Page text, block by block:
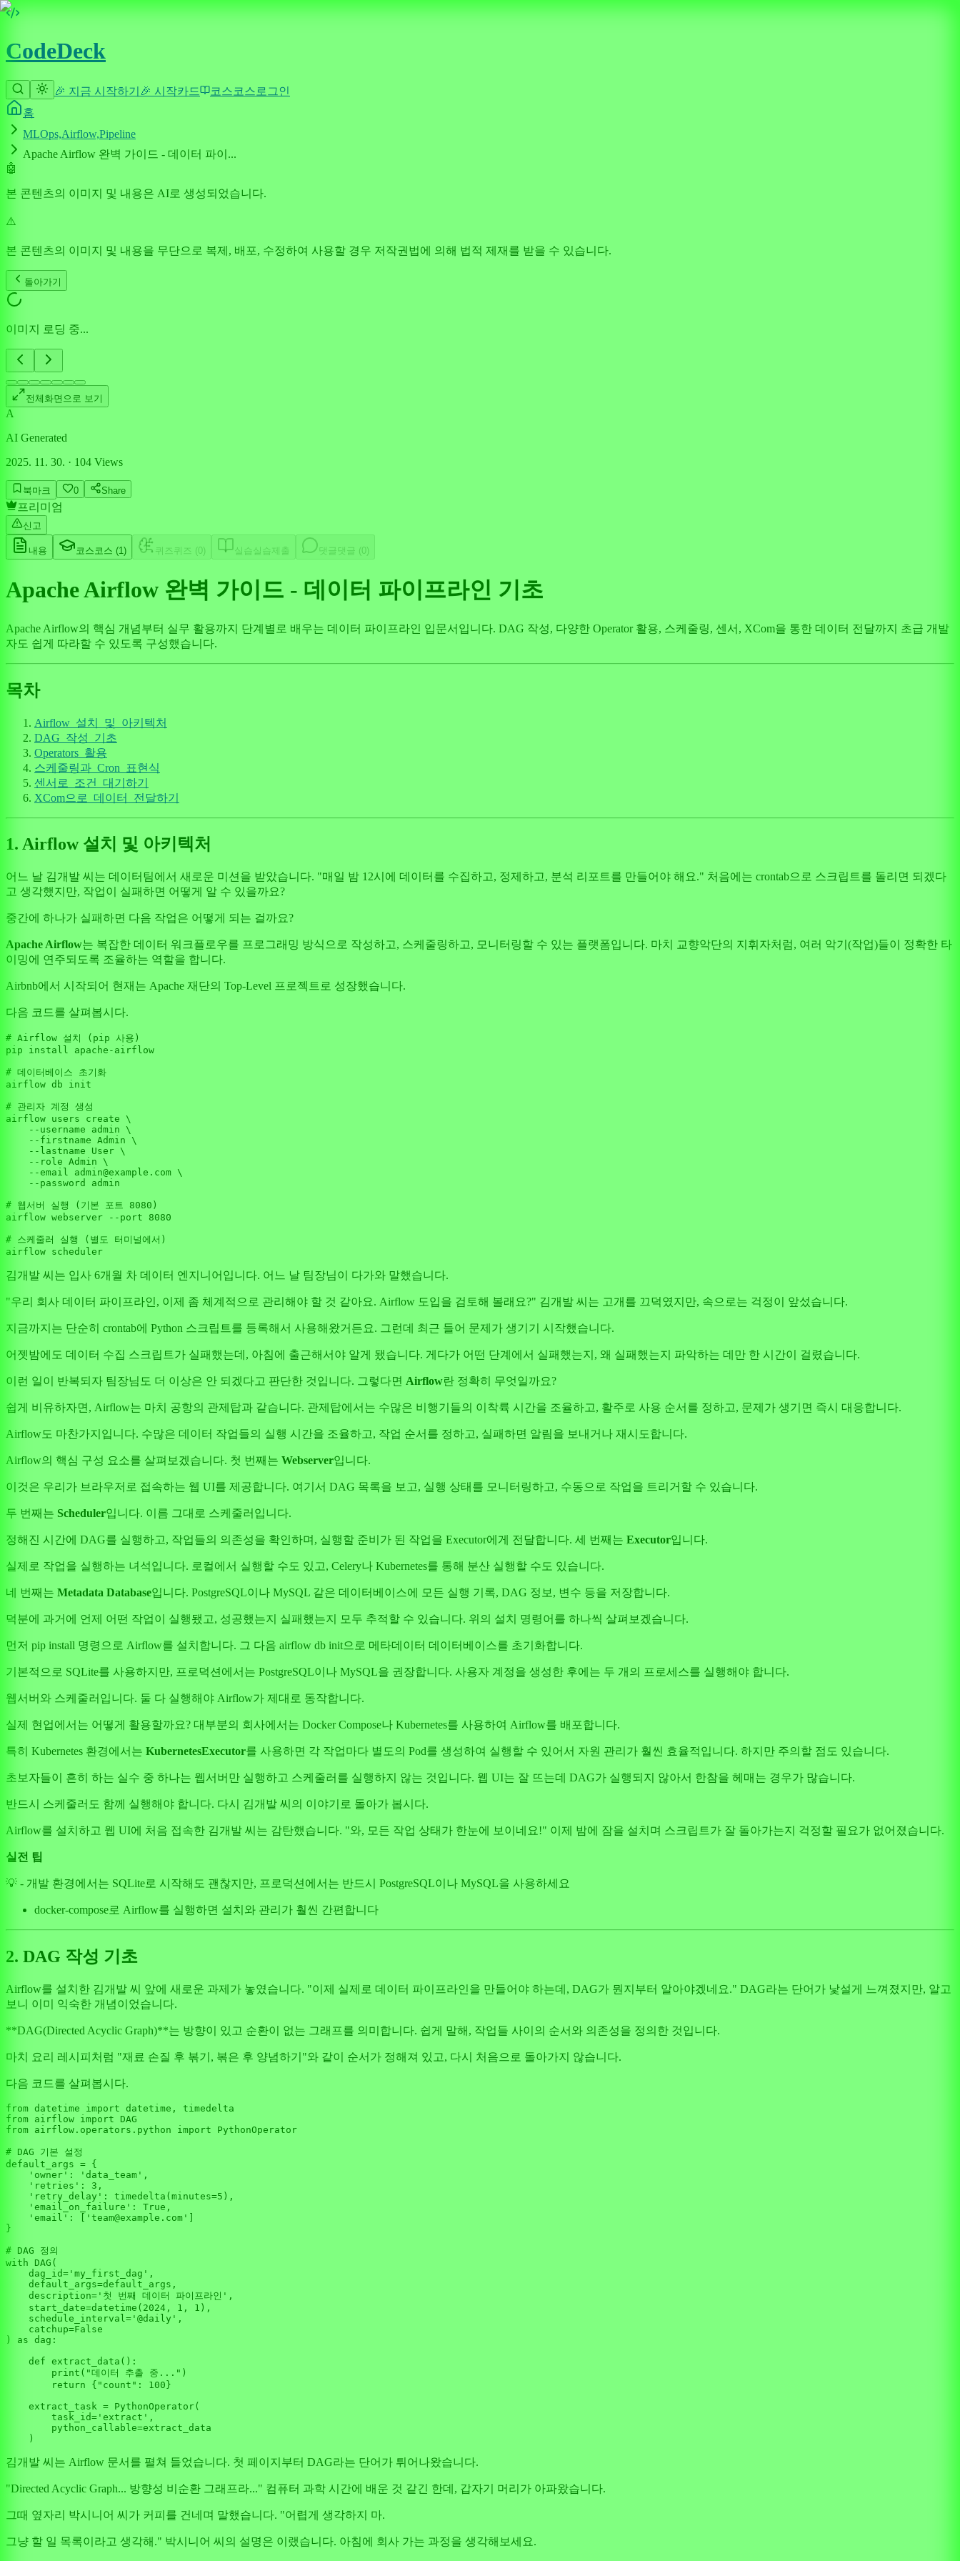
CodeDeck
🎉 지금 시작하기 🎉 시작카드 코스코스 로그인
홈
MLOps,Airflow,Pipeline
Apache Airflow 완벽 가이드 - 데이터 파이...
🤖
본 콘텐츠의 이미지 및 내용은 AI로 생성되었습니다.
⚠️
본 콘텐츠의 이미지 및 내용을 무단으로 복제, 배포, 수정하여 사용할 경우 저작권법에 의해 법적 제재를 받을 수 있습니다.
돌아가기
이미지 로딩 중...
전체화면으로 보기
A
AI Generated
2025. 11. 30. · 104 Views
북마크 0 Share
프리미엄
신고
내용 코스 코스 (1 ) 퀴즈 퀴즈 (0 ) 실습실습제출 댓글 댓글 (0 )
Apache Airflow 완벽 가이드 - 데이터 파이프라인 기초
Apache Airflow의 핵심 개념부터 실무 활용까지 단계별로 배우는 데이터 파이프라인 입문서입니다. DAG 작성, 다양한 Operator 활용, 스케줄링, 센서, XCom을 통한 데이터 전달까지 초급 개발
자도 쉽게 따라할 수 있도록 구성했습니다.
목차
Airflow_설치_및_아키텍처
DAG_작성_기초
Operators_활용
스케줄링과_Cron_표현식
센서로_조건_대기하기
XCom으로_데이터_전달하기
1. Airflow 설치 및 아키텍처
어느 날 김개발 씨는 데이터팀에서 새로운 미션을 받았습니다. "매일 밤 12시에 데이터를 수집하고, 정제하고, 분석 리포트를 만들어야 해요." 처음에는 crontab으로 스크립트를 돌리면 되겠다
고 생각했지만, 작업이 실패하면 어떻게 알 수 있을까요?
중간에 하나가 실패하면 다음 작업은 어떻게 되는 걸까요?
Apache Airflow는 복잡한 데이터 워크플로우를 프로그래밍 방식으로 작성하고, 스케줄링하고, 모니터링할 수 있는 플랫폼입니다. 마치 교향악단의 지휘자처럼, 여러 악기(작업)들이 정확한 타
이밍에 연주되도록 조율하는 역할을 합니다.
Airbnb에서 시작되어 현재는 Apache 재단의 Top-Level 프로젝트로 성장했습니다.
다음 코드를 살펴봅시다.
# Airflow 설치 (pip 사용)
pip install apache-airflow
# 데이터베이스 초기화
airflow db init
# 관리자 계정 생성
airflow users create \
    --username admin \
    --firstname Admin \
    --lastname User \
    --role Admin \
    --email admin@example.com \
    --password admin
# 웹서버 실행 (기본 포트 8080)
airflow webserver --port 8080
# 스케줄러 실행 (별도 터미널에서)
김개발 씨는 입사 6개월 차 데이터 엔지니어입니다. 어느 날 팀장님이 다가와 말했습니다.
"우리 회사 데이터 파이프라인, 이제 좀 체계적으로 관리해야 할 것 같아요. Airflow 도입을 검토해 볼래요?" 김개발 씨는 고개를 끄덕였지만, 속으로는 걱정이 앞섰습니다.
지금까지는 단순히 crontab에 Python 스크립트를 등록해서 사용해왔거든요. 그런데 최근 들어 문제가 생기기 시작했습니다.
어젯밤에도 데이터 수집 스크립트가 실패했는데, 아침에 출근해서야 알게 됐습니다. 게다가 어떤 단계에서 실패했는지, 왜 실패했는지 파악하는 데만 한 시간이 걸렸습니다.
이런 일이 반복되자 팀장님도 더 이상은 안 되겠다고 판단한 것입니다. 그렇다면 Airflow란 정확히 무엇일까요?
쉽게 비유하자면, Airflow는 마치 공항의 관제탑과 같습니다. 관제탑에서는 수많은 비행기들의 이착륙 시간을 조율하고, 활주로 사용 순서를 정하고, 문제가 생기면 즉시 대응합니다.
Airflow도 마찬가지입니다. 수많은 데이터 작업들의 실행 시간을 조율하고, 작업 순서를 정하고, 실패하면 알림을 보내거나 재시도합니다.
Airflow의 핵심 구성 요소를 살펴보겠습니다. 첫 번째는 Webserver입니다.
이것은 우리가 브라우저로 접속하는 웹 UI를 제공합니다. 여기서 DAG 목록을 보고, 실행 상태를 모니터링하고, 수동으로 작업을 트리거할 수 있습니다.
두 번째는 Scheduler입니다. 이름 그대로 스케줄러입니다.
정해진 시간에 DAG를 실행하고, 작업들의 의존성을 확인하며, 실행할 준비가 된 작업을 Executor에게 전달합니다. 세 번째는 Executor입니다.
실제로 작업을 실행하는 녀석입니다. 로컬에서 실행할 수도 있고, Celery나 Kubernetes를 통해 분산 실행할 수도 있습니다.
네 번째는 Metadata Database입니다. PostgreSQL이나 MySQL 같은 데이터베이스에 모든 실행 기록, DAG 정보, 변수 등을 저장합니다.
덕분에 과거에 언제 어떤 작업이 실행됐고, 성공했는지 실패했는지 모두 추적할 수 있습니다. 위의 설치 명령어를 하나씩 살펴보겠습니다.
먼저 pip install 명령으로 Airflow를 설치합니다. 그 다음 airflow db init으로 메타데이터 데이터베이스를 초기화합니다.
기본적으로 SQLite를 사용하지만, 프로덕션에서는 PostgreSQL이나 MySQL을 권장합니다. 사용자 계정을 생성한 후에는 두 개의 프로세스를 실행해야 합니다.
웹서버와 스케줄러입니다. 둘 다 실행해야 Airflow가 제대로 동작합니다.
실제 현업에서는 어떻게 활용할까요? 대부분의 회사에서는 Docker Compose나 Kubernetes를 사용하여 Airflow를 배포합니다.
특히 Kubernetes 환경에서는 KubernetesExecutor를 사용하면 각 작업마다 별도의 Pod를 생성하여 실행할 수 있어서 자원 관리가 훨씬 효율적입니다. 하지만 주의할 점도 있습니다.
초보자들이 흔히 하는 실수 중 하나는 웹서버만 실행하고 스케줄러를 실행하지 않는 것입니다. 웹 UI는 잘 뜨는데 DAG가 실행되지 않아서 한참을 헤매는 경우가 많습니다.
반드시 스케줄러도 함께 실행해야 합니다. 다시 김개발 씨의 이야기로 돌아가 봅시다.
Airflow를 설치하고 웹 UI에 처음 접속한 김개발 씨는 감탄했습니다. "와, 모든 작업 상태가 한눈에 보이네요!" 이제 밤에 잠을 설치며 스크립트가 잘 돌아가는지 걱정할 필요가 없어졌습니다.
실전 팁
💡 - 개발 환경에서는 SQLite로 시작해도 괜찮지만, 프로덕션에서는 반드시 PostgreSQL이나 MySQL을 사용하세요
docker-compose로 Airflow를 실행하면 설치와 관리가 훨씬 간편합니다
2. DAG 작성 기초
Airflow를 설치한 김개발 씨 앞에 새로운 과제가 놓였습니다. "이제 실제로 데이터 파이프라인을 만들어야 하는데, DAG가 뭔지부터 알아야겠네요." DAG라는 단어가 낯설게 느껴졌지만, 알고
보니 이미 익숙한 개념이었습니다.
**DAG(Directed Acyclic Graph)**는 방향이 있고 순환이 없는 그래프를 의미합니다. 쉽게 말해, 작업들 사이의 순서와 의존성을 정의한 것입니다.
마치 요리 레시피처럼 "재료 손질 후 볶기, 볶은 후 양념하기"와 같이 순서가 정해져 있고, 다시 처음으로 돌아가지 않습니다.
다음 코드를 살펴봅시다.
from datetime import
from airflow import
from airflow.operators.python import PythonOperator
# DAG 기본 설정
default_args = {
'owner' : 'data_team' ,
'retries' : 3 ,
'retry_delay' : timedelta(minutes=5 ),
'email_on_failure' : True ,
'email' : [ 'team@example.com'
}
# DAG 정의
with DAG(
    dag_id=
'my_first_dag' ,
    default_args=default_args,
    description=
'첫 번째 데이터 파이프라인' ,
    start_date=datetime(
2024 , 1 , 1 ),
    schedule_interval=
'@daily' ,
    catchup=
False
) as dag:
def
extract_data ():
print ( "데이터 추출 중..." )
return { "count" : 100 }
    extract_task = PythonOperator(
        task_id=
'extract' ,
        python_callable=extract_data
김개발 씨는 Airflow 문서를 펼쳐 들었습니다. 첫 페이지부터 DAG라는 단어가 튀어나왔습니다.
"Directed Acyclic Graph... 방향성 비순환 그래프라..." 컴퓨터 과학 시간에 배운 것 같긴 한데, 갑자기 머리가 아파왔습니다.
그때 옆자리 박시니어 씨가 커피를 건네며 말했습니다. "어렵게 생각하지 마.
그냥 할 일 목록이라고 생각해." 박시니어 씨의 설명은 이랬습니다. 아침에 회사 가는 과정을 생각해보세요.